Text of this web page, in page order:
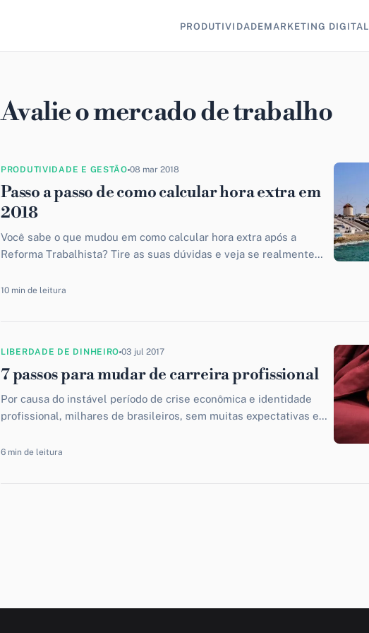
PRODUTIVIDADEMARKETING DIGITAL
Avalie o mercado de trabalho
PRODUTIVIDADE E GESTÃO 08 mar 2018
Passo a passo de como calcular hora extra em
2018
Você sabe o que mudou em como calcular hora extra após a
Reforma Trabalhista? Tire as suas dúvidas e veja se realmente
de hoje!
10 min de leitura
LIBERDADE DE DINHEIRO 03 jul 2017
7 passos para mudar de carreira profissional
Por causa do instável período de crise econômica e identidade
profissional, milhares de brasileiros, sem muitas expectativas em
6 min de leitura